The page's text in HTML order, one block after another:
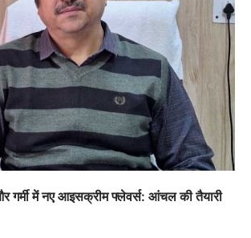
गर्मी में नए आइसक्रीम फ्लेवर्स: आंचल की तैयारी